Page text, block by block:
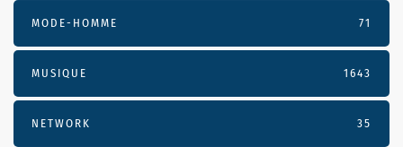
MODE-HOMME 71
MUSIQUE 1643
NETWORK 35